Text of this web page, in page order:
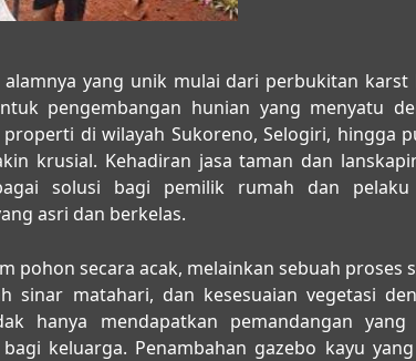
yang unik mulai dari perbukitan
pengembangan hunian yang menyatu
di wilayah Sukoreno, Selogiri, hingga
krusial. Kehadiran jasa taman dan
solusi bagi pemilik rumah dan
asri dan berkelas.
pohon secara acak, melainkan sebuah proses
sinar matahari, dan kesesuaian vegetasi
hanya mendapatkan pemandangan
keluarga. Penambahan gazebo kayu